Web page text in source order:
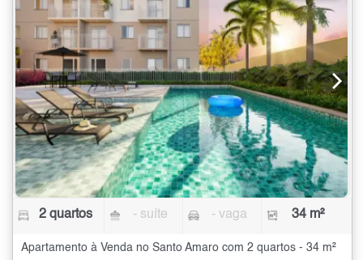
2 quartos - suíte - vaga 34 m²
Apartamento à Venda no Santo Amaro com 2 quartos - 34 m²